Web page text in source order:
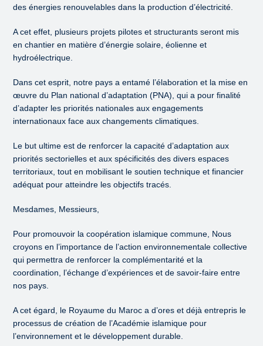
des énergies renouvelables dans la production d’électricité.
A cet effet, plusieurs projets pilotes et structurants seront mis
en chantier en matière d’énergie solaire, éolienne et
hydroélectrique.
Dans cet esprit, notre pays a entamé l’élaboration et la mise en
œuvre du Plan national d’adaptation (PNA), qui a pour finalité
d’adapter les priorités nationales aux engagements
internationaux face aux changements climatiques.
Le but ultime est de renforcer la capacité d’adaptation aux
priorités sectorielles et aux spécificités des divers espaces
territoriaux, tout en mobilisant le soutien technique et financier
adéquat pour atteindre les objectifs tracés.
Mesdames, Messieurs,
Pour promouvoir la coopération islamique commune, Nous
croyons en l’importance de l’action environnementale collective
qui permettra de renforcer la complémentarité et la
coordination, l’échange d’expériences et de savoir-faire entre
nos pays.
A cet égard, le Royaume du Maroc a d’ores et déjà entrepris le
processus de création de l’Académie islamique pour
l’environnement et le développement durable.